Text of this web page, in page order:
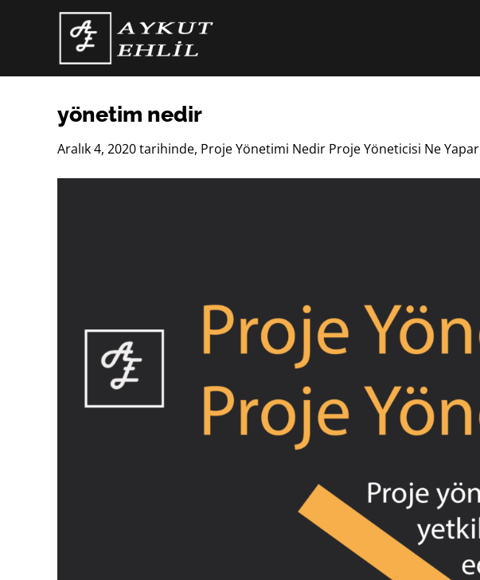
yönetim nedir
Aralık 4, 2020tarihinde, Proje Yönetimi Nedir Proje Yöneticisi Ne Yapar